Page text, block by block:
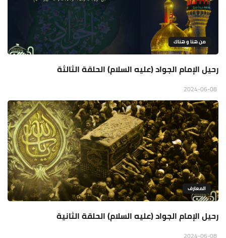
من هنا و هناك
رحيل الإمام الجواد (عليه السلام) الحلقة الثالثة
المعارف
رحيل الإمام الجواد (عليه السلام) الحلقة الثانية